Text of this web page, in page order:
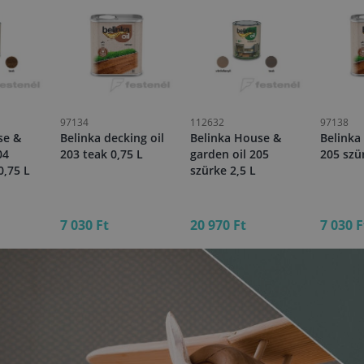
&
L
97134
Belinka decking oil
203 teak 0,75 L
7 030 Ft
112632
Belinka House &
garden oil 205
szürke 2,5 L
20 970 Ft
97138
205
7 030